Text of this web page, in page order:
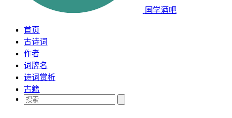
国学酒吧
首页
古诗词
作者
词牌名
诗词赏析
古籍